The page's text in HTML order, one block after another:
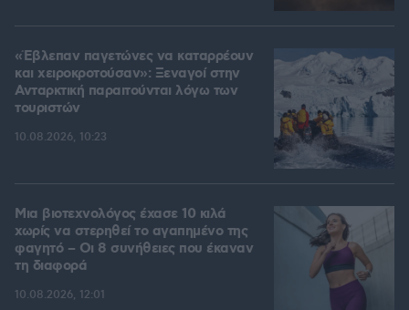
«Έβλεπαν παγετώνες να καταρρέουν
και χειροκροτούσαν»: Ξεναγοί στην
Ανταρκτική παραιτούνται λόγω των
τουριστών
10.08.2026, 10:23
Μια βιοτεχνολόγος έχασε 10 κιλά
χωρίς να στερηθεί το αγαπημένο της
φαγητό – Οι 8 συνήθειες που έκαναν
τη διαφορά
10.08.2026, 12:01